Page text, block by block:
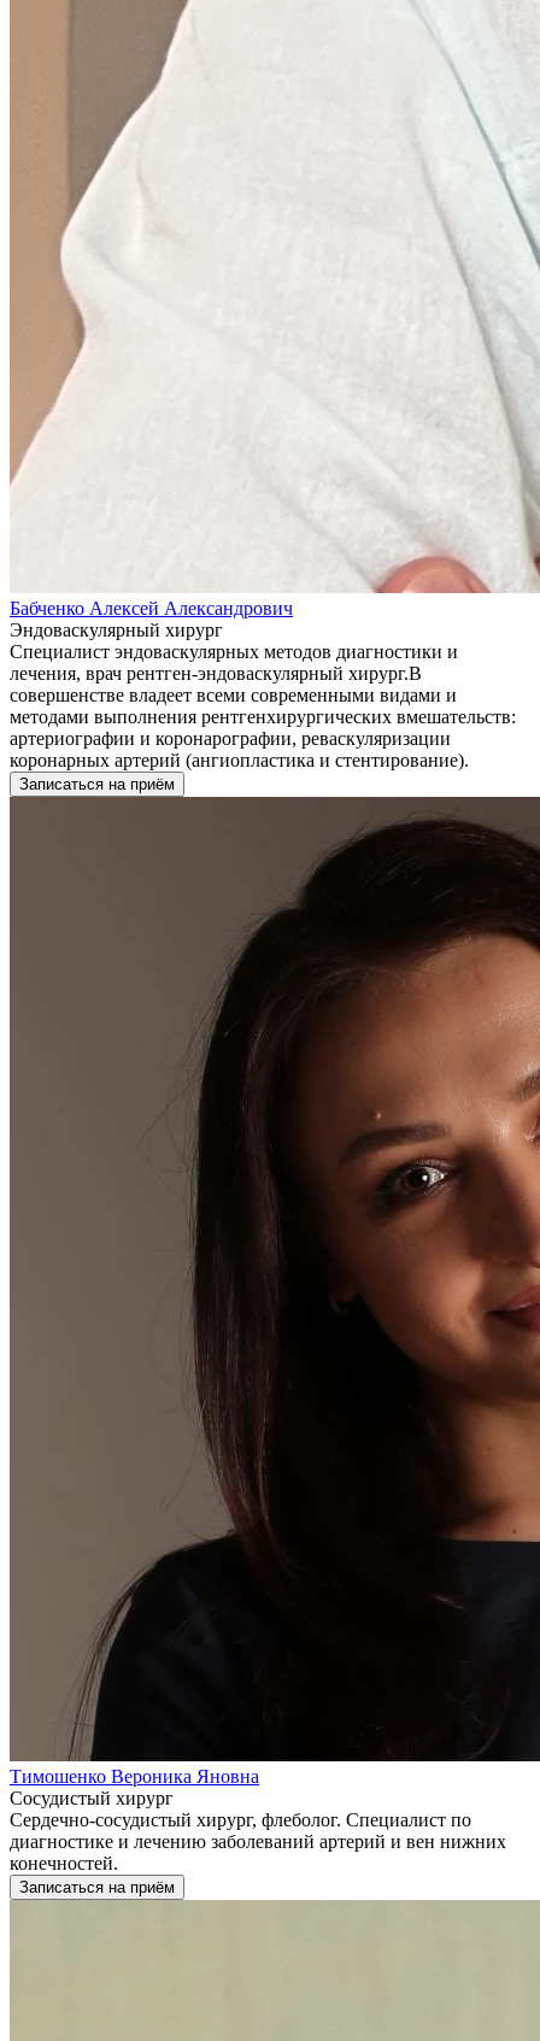
Бабченко Алексей Александрович
Эндоваскулярный хирург
Специалист эндоваскулярных методов диагностики и
лечения, врач рентген-эндоваскулярный хирург.В
совершенстве владеет всеми современными видами и
методами выполнения рентгенхирургических вмешательств:
артериографии и коронарографии, реваскуляризации
коронарных артерий (ангиопластика и стентирование).
Записаться на приём
Тимошенко Вероника Яновна
Сосудистый хирург
Сердечно-сосудистый хирург, флеболог. Специалист по
диагностике и лечению заболеваний артерий и вен нижних
конечностей.
Записаться на приём